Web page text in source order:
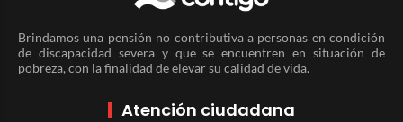
Brindamos una pensión no contributiva a personas en condición
de discapacidad severa y que se encuentren en situación de
pobreza, con la finalidad de elevar su calidad de vida.
Atención ciudadana